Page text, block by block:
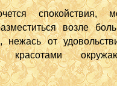
спокойствия,
возле
нежась от
красотами